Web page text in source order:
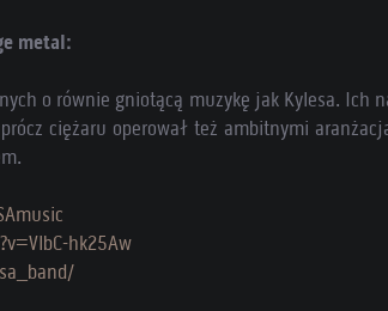
metal:
o równie gniotącą muzykę jak Kylesa. Ich
ciężaru operował też ambitnymi
hk25Aw